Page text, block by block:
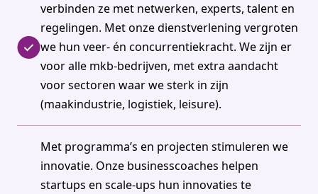
verbinden ze met netwerken, experts, talent en
regelingen. Met onze dienstverlening vergroten
we hun veer- én concurrentiekracht. We zijn er
voor alle mkb-bedrijven, met extra aandacht
voor sectoren waar we sterk in zijn
(maakindustrie, logistiek, leisure).
Met programma’s en projecten stimuleren we
innovatie. Onze businesscoaches helpen
startups en scale-ups hun innovaties te